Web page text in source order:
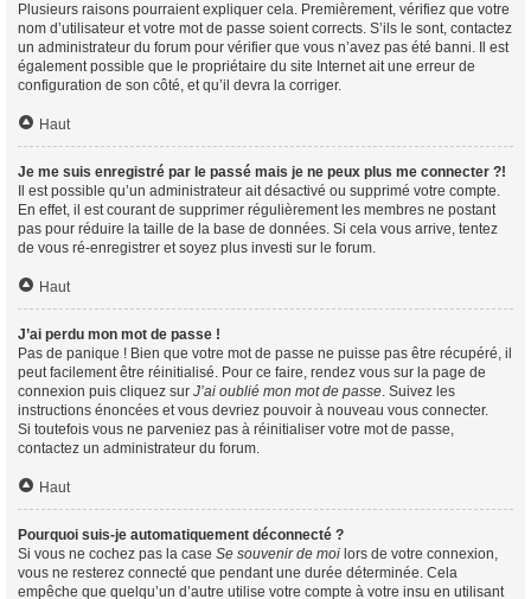
Plusieurs raisons pourraient expliquer cela. Premièrement, vérifiez que votre
nom d’utilisateur et votre mot de passe soient corrects. S’ils le sont, contactez
un administrateur du forum pour vérifier que vous n’avez pas été banni. Il est
également possible que le propriétaire du site Internet ait une erreur de
configuration de son côté, et qu’il devra la corriger.
Haut
Je me suis enregistré par le passé mais je ne peux plus me connecter ?!
Il est possible qu’un administrateur ait désactivé ou supprimé votre compte.
En effet, il est courant de supprimer régulièrement les membres ne postant
pas pour réduire la taille de la base de données. Si cela vous arrive, tentez
de vous ré-enregistrer et soyez plus investi sur le forum.
Haut
J’ai perdu mon mot de passe !
Pas de panique ! Bien que votre mot de passe ne puisse pas être récupéré, il
peut facilement être réinitialisé. Pour ce faire, rendez vous sur la page de
connexion puis cliquez sur J’ai oublié mon mot de passe. Suivez les
instructions énoncées et vous devriez pouvoir à nouveau vous connecter.
Si toutefois vous ne parveniez pas à réinitialiser votre mot de passe,
contactez un administrateur du forum.
Haut
Pourquoi suis-je automatiquement déconnecté ?
Si vous ne cochez pas la case Se souvenir de moi lors de votre connexion,
vous ne resterez connecté que pendant une durée déterminée. Cela
empêche que quelqu’un d’autre utilise votre compte à votre insu en utilisant